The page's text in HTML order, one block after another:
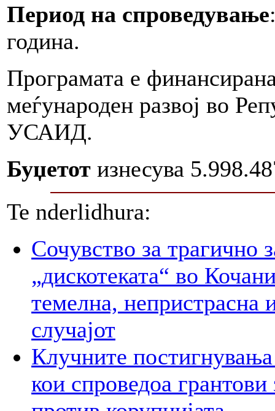
Период на спроведување
година.
Програмата е
меѓународен развој во
УСАИД.
Буџетот изнесува
Te nderlidhura:
Сочувство за трагично
„дискотеката“ во
темелна, непристрасна
случајот
Клучните
кои спроведоа